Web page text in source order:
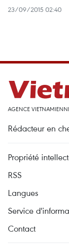
23/09/2015 02:40
AGENCE
Rédacteur en
Propriété
RSS
Langues
Service
Contact